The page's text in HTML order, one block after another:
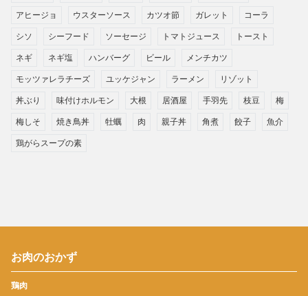
アヒージョ ウスターソース カツオ節 ガレット コーラ
シソ シーフード ソーセージ トマトジュース トースト
ネギ ネギ塩 ハンバーグ ビール メンチカツ
モッツァレラチーズ ユッケジャン ラーメン リゾット
丼ぶり 味付けホルモン 大根 居酒屋 手羽先 枝豆 梅
梅しそ 焼き鳥丼 牡蠣 肉 親子丼 角煮 餃子 魚介
鶏がらスープの素
お肉のおかず
鶏肉